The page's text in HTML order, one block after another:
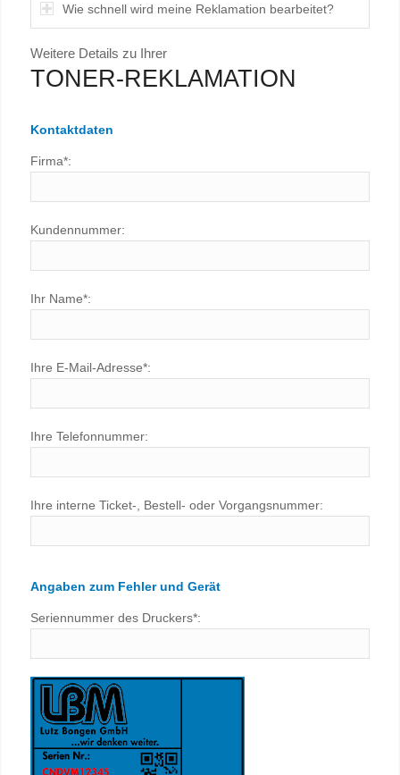
Wie schnell wird meine Reklamation bearbeitet?
Weitere Details zu Ihrer
TONER-REKLAMATION
Kontaktdaten
Firma*:
Kundennummer:
Ihr Name*:
Ihre E-Mail-Adresse*:
Ihre Telefonnummer:
Ihre interne Ticket-, Bestell- oder Vorgangsnummer:
Angaben zum Fehler und Gerät
Seriennummer des Druckers*: